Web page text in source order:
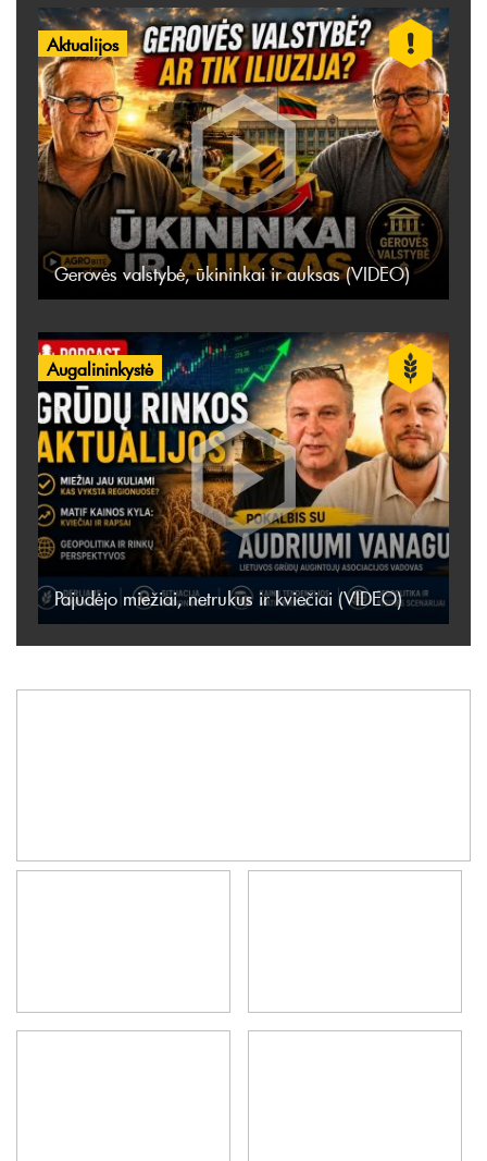
Aktualijos
Gerovės valstybė, ūkininkai ir auksas (VIDEO)
Augalininkystė
Pajudėjo miežiai, netrukus ir kviečiai (VIDEO)